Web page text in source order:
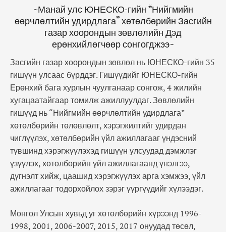
~Манай улс ЮНЕСКО-гийн “Нийгмийн
өөрчлөлтийн удирдлага” хөтөлбөрийн Засгийн
газар хоорондын зөвлөлийн Дэд
ерөнхийлөгчөөр сонгогджээ~
Засгийн газар хоорондын зөвлөл нь ЮНЕСКО-гийн 35
гишүүн улсаас бүрддэг. Гишүүдийг ЮНЕСКО-гийн
Ерөнхий бага хурлын чуулганаар сонгож, 4 жилийн
хугацаатайгаар томилж ажиллуулдаг. Зөвлөлийн
гишүүд нь “Нийгмийн өөрчлөлтийн удирдлага”
хөтөлбөрийн төлөвлөлт, хэрэгжилтийг удирдан
чиглүүлэх, хөтөлбөрийн үйл ажиллагааг үндэсний
түвшинд хэрэгжүүлэхэд гишүүн улсуудад дэмжлэг
үзүүлэх, хөтөлбөрийн үйл ажиллагаанд үнэлгээ,
дүгнэлт хийж, цаашид хэрэгжүүлэх арга хэмжээ, үйл
ажиллагааг тодорхойлох зэрэг үүргүүдийг хүлээдэг.
Монгол Улсын хувьд уг хөтөлбөрийн хүрээнд 1996-
1998, 2001, 2006-2007, 2015, 2017 онуудад төсөл,